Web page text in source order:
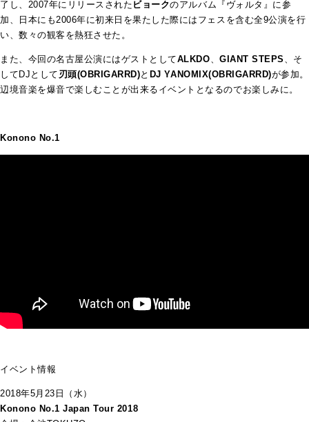
了し、2007年にリリースされた ビョークのアルバム『ヴォルタ』に参
加、日本にも2006年に初来日を果たした際にはフェスを含む全9公演を行
い、数々の観客を熱狂させた。
また、今回の名古屋公演にはゲストとしてALKDO、GIANT STEPS 、そ
してDJとして 刃頭(OBRIGARRD)と DJ YANOMIX(OBRIGARRD)が参加。
辺境音楽を爆音で楽しむことが出来るイベントとなるのでお楽しみに。
Konono No.1
イベント情報
2018年5月23日（水）
Konono No.1 Japan Tour 2018